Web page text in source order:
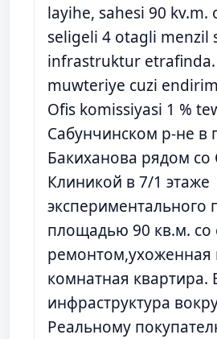
layihe, sahesi 90
seligeli 4 otagli menzil
infrastruktur etrafinda.
muwteriye cuzi
Ofis komissiyasi 1 %
Сабунчинском р-не в
Бакиханова рядом со
Клиникой в 7/1 этаже
экспериментального
площадью 90 кв.м. со
ремонтом,ухоженная
комнатная квартира.
инфраструктура
Реальному